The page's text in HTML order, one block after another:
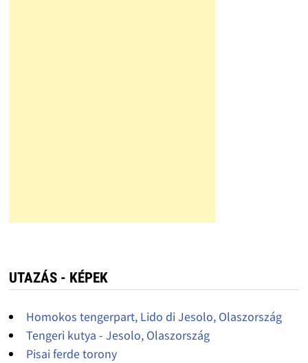
UTAZÁS - KÉPEK
Homokos tengerpart, Lido di Jesolo, Olaszország
Tengeri kutya - Jesolo, Olaszország
Pisai ferde torony